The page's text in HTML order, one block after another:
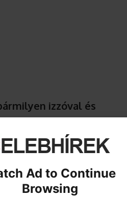
izzóval és
milyen feltételek mellett
könnyen
Ad to Continue
Browsing